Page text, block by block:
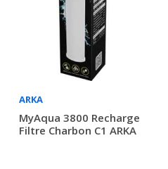
ARKA
MyAqua 3800 Recharge
Filtre Charbon C1 ARKA